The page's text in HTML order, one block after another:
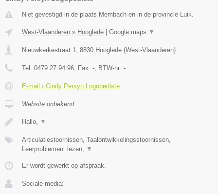
Niet gevestigd in de plaats Membach en in de provincie Luik.
West-Vlaanderen » Hooglede | Google maps ▼
Nieuwkerkestraat 1 8830 Hooglede (West-Vlaanderen)
Tel: 0479 27 94 96 , Fax: - , BTW-nr: -
E-mail › Cindy Persyn Logopediste
Website onbekend
Hallo, ▼
Articulatiestoornissen, Taalontwikkelingsstoornissen,
Leerproblemen: lezen,
▼
Er wordt gewerkt op afspraak.
Sociale media: